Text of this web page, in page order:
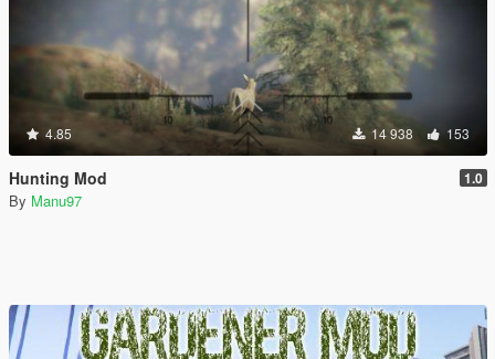
4.85 14 938 153
Hunting Mod 1.0
By Manu97